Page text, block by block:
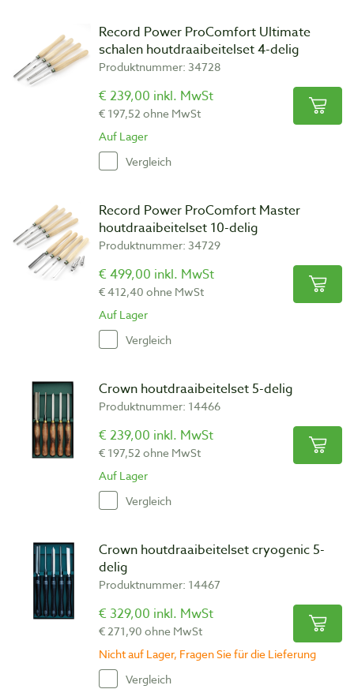
Record Power ProComfort Ultimate
schalen houtdraaibeitelset 4-delig
Produktnummer: 34728
€ 239,00 inkl. MwSt
€ 197,52 ohne MwSt
Auf Lager
Vergleich
Record Power ProComfort Master
houtdraaibeitelset 10-delig
Produktnummer: 34729
€ 499,00 inkl. MwSt
€ 412,40 ohne MwSt
Auf Lager
Vergleich
Crown houtdraaibeitelset 5-delig
Produktnummer: 14466
€ 239,00 inkl. MwSt
€ 197,52 ohne MwSt
Auf Lager
Vergleich
Crown houtdraaibeitelset cryogenic 5-
delig
Produktnummer: 14467
€ 329,00 inkl. MwSt
€ 271,90 ohne MwSt
Nicht auf Lager, Fragen Sie für die Lieferung
Vergleich